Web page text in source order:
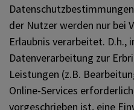
der Nutzer werden nur bei
Erlaubnis verarbeitet. D.h.,
Datenverarbeitung zur
Leistungen (z.B.
Online-Services
vorgeschrieben ist, eine